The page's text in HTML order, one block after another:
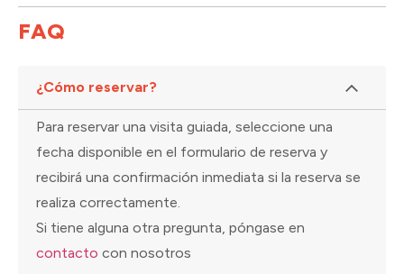
FAQ
¿Cómo reservar?
Para reservar una visita guiada, seleccione una
fecha disponible en el formulario de reserva y
recibirá una confirmación inmediata si la reserva se
realiza correctamente.
Si tiene alguna otra pregunta, póngase en
contacto con nosotros